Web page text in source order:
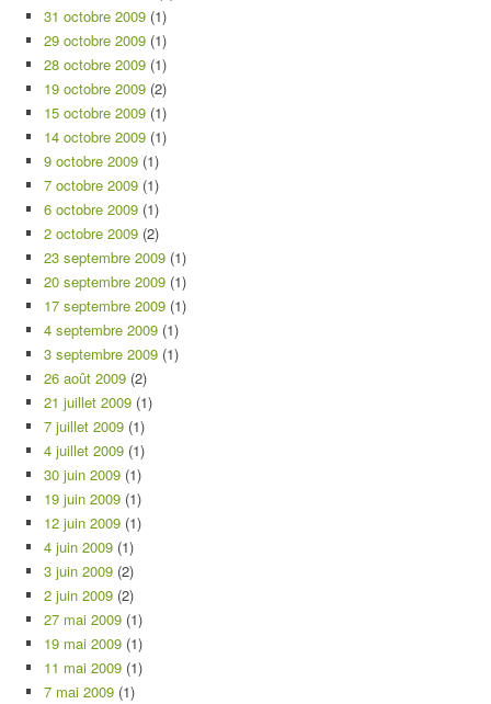
31 octobre 2009 (1)
29 octobre 2009 (1)
28 octobre 2009 (1)
19 octobre 2009 (2)
15 octobre 2009 (1)
14 octobre 2009 (1)
9 octobre 2009 (1)
7 octobre 2009 (1)
6 octobre 2009 (1)
2 octobre 2009 (2)
23 septembre 2009 (1)
20 septembre 2009 (1)
17 septembre 2009 (1)
4 septembre 2009 (1)
3 septembre 2009 (1)
26 août 2009 (2)
21 juillet 2009 (1)
7 juillet 2009 (1)
4 juillet 2009 (1)
30 juin 2009 (1)
19 juin 2009 (1)
12 juin 2009 (1)
4 juin 2009 (1)
3 juin 2009 (2)
2 juin 2009 (2)
27 mai 2009 (1)
19 mai 2009 (1)
11 mai 2009 (1)
7 mai 2009 (1)